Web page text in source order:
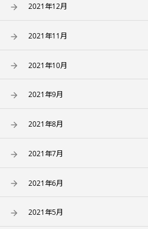
2021年12月
2021年11月
2021年10月
2021年9月
2021年8月
2021年7月
2021年6月
2021年5月